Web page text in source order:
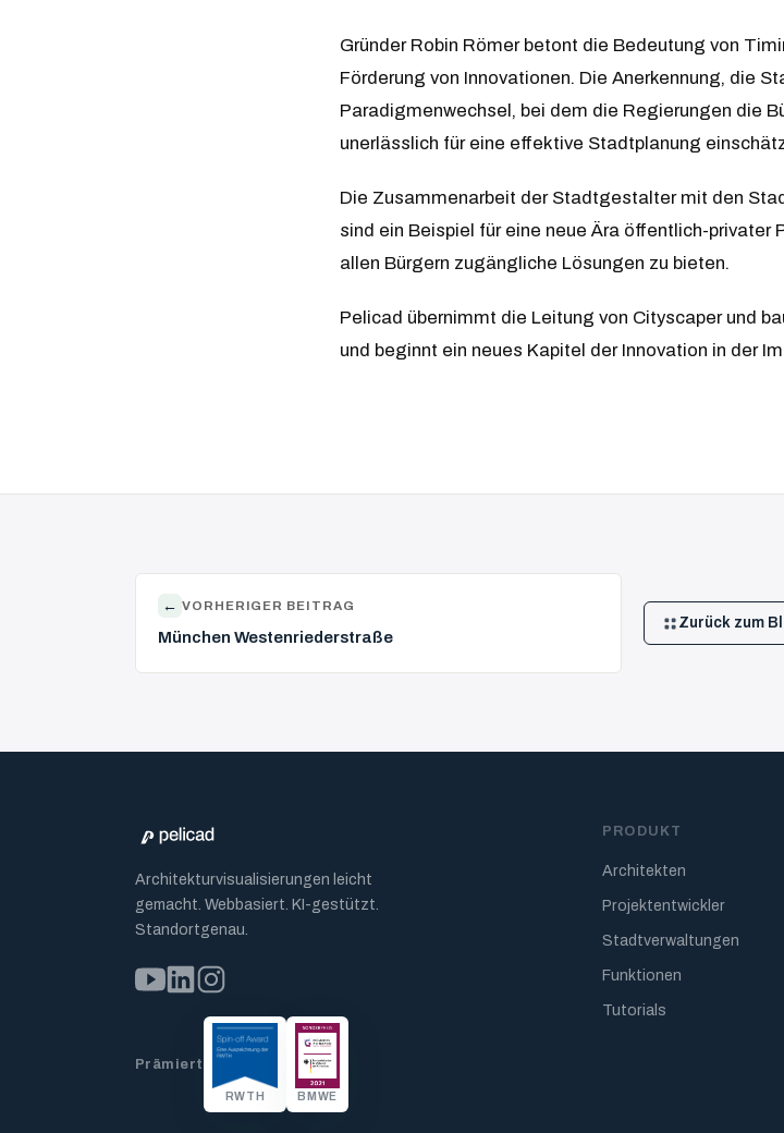
Gründer Robin Römer betont die Bedeutung von
Förderung von Innovationen. Die Anerkennung, die
Paradigmenwechsel, bei dem die Regierungen die
unerlässlich für eine effektive Stadtplanung
Die Zusammenarbeit der Stadtgestalter mit den
sind ein Beispiel für eine neue Ära öffentlich-privater
allen Bürgern zugängliche Lösungen zu bieten.
Pelicad übernimmt die Leitung von Cityscaper und
und beginnt ein neues Kapitel der Innovation in der
← VORHERIGER BEITRAG
München Westenriederstraße
Zurück zum
Architekturvisualisierungen leicht
gemacht. Webbasiert. KI-gestützt.
Standortgenau.
Prämiert
RWTH BMWE
PRODUKT
Architekten
Projektentwickler
Stadtverwaltungen
Funktionen
Tutorials